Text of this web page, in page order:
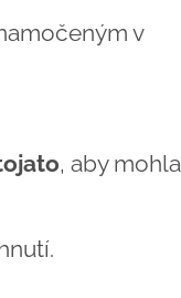
v
, aby mohla